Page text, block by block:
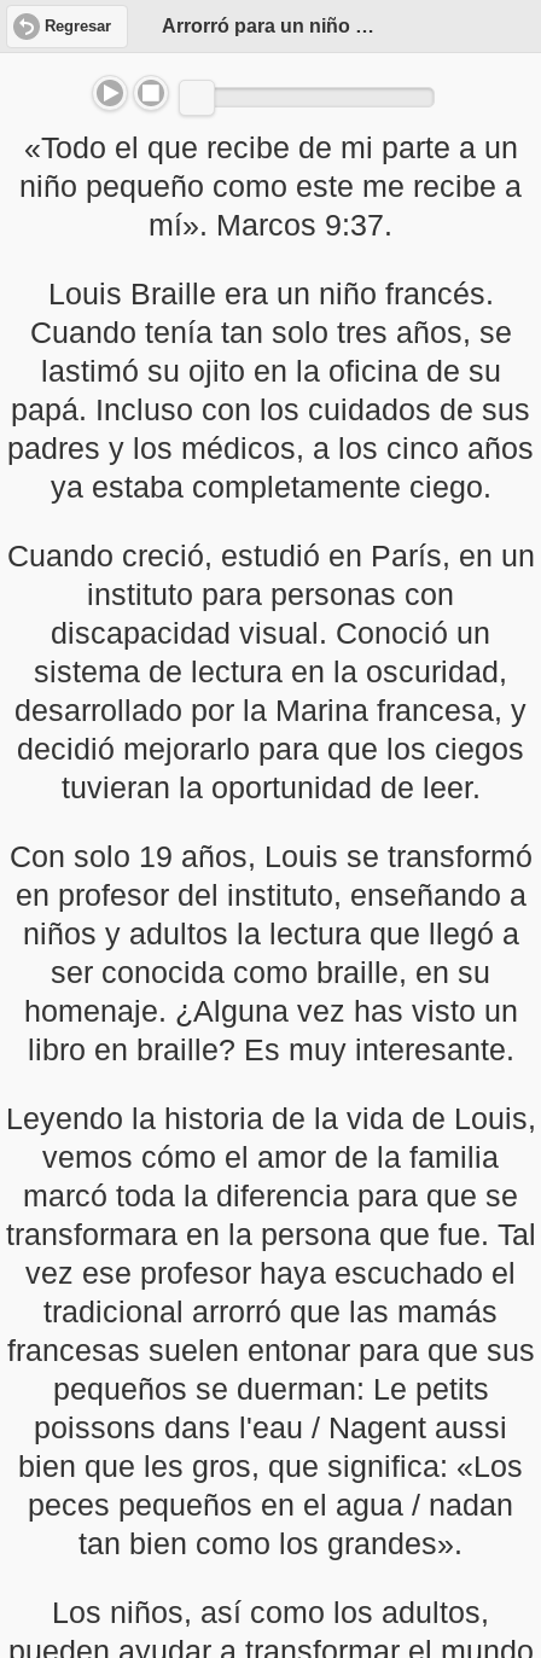
Regresar Arrorró para un niño inventor
«Todo el que recibe de mi parte a un
niño pequeño como este me recibe a
mí». Marcos 9:37.
Louis Braille era un niño francés.
Cuando tenía tan solo tres años, se
lastimó su ojito en la oficina de su
papá. Incluso con los cuidados de sus
padres y los médicos, a los cinco años
ya estaba completamente ciego.
Cuando creció, estudió en París, en un
instituto para personas con
discapacidad visual. Conoció un
sistema de lectura en la oscuridad,
desarrollado por la Marina francesa, y
decidió mejorarlo para que los ciegos
tuvieran la oportunidad de leer.
Con solo 19 años, Louis se transformó
en profesor del instituto, enseñando a
niños y adultos la lectura que llegó a
ser conocida como braille, en su
homenaje. ¿Alguna vez has visto un
libro en braille? Es muy interesante.
Leyendo la historia de la vida de Louis,
vemos cómo el amor de la familia
marcó toda la diferencia para que se
transformara en la persona que fue. Tal
vez ese profesor haya escuchado el
tradicional arrorró que las mamás
francesas suelen entonar para que sus
pequeños se duerman: Le petits
poissons dans l'eau / Nagent aussi
bien que les gros, que significa: «Los
peces pequeños en el agua / nadan
tan bien como los grandes».
Los niños, así como los adultos,
pueden ayudar a transformar el mundo